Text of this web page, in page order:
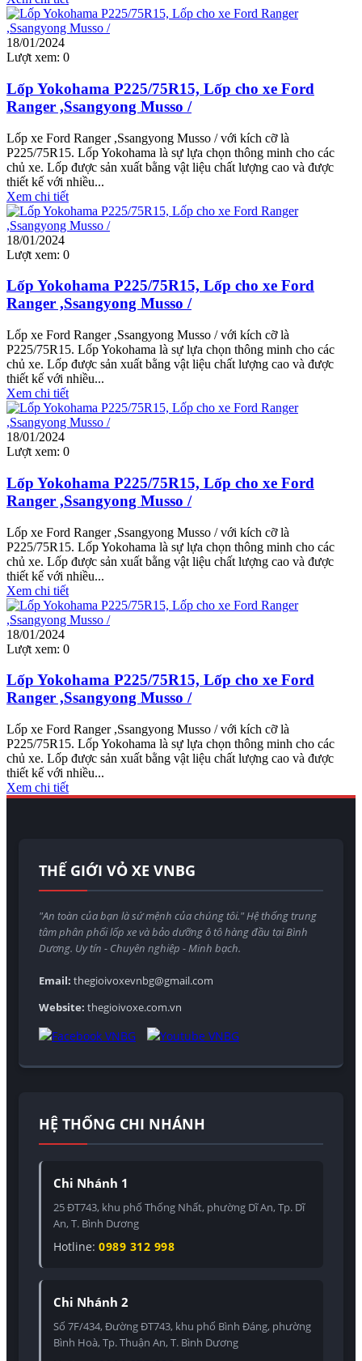
18/01/2024
Lượt xem: 0
Lốp Yokohama P225/75R15, Lốp cho xe Ford
Ranger ,Ssangyong Musso /
Lốp xe Ford Ranger ,Ssangyong Musso / với kích cỡ là
P225/75R15. Lốp Yokohama là sự lựa chọn thông minh cho các
chủ xe. Lốp được sản xuất bằng vật liệu chất lượng cao và được
thiết kế với nhiều...
Xem chi tiết
18/01/2024
Lượt xem: 0
Lốp Yokohama P225/75R15, Lốp cho xe Ford
Ranger ,Ssangyong Musso /
Lốp xe Ford Ranger ,Ssangyong Musso / với kích cỡ là
P225/75R15. Lốp Yokohama là sự lựa chọn thông minh cho các
chủ xe. Lốp được sản xuất bằng vật liệu chất lượng cao và được
thiết kế với nhiều...
Xem chi tiết
18/01/2024
Lượt xem: 0
Lốp Yokohama P225/75R15, Lốp cho xe Ford
Ranger ,Ssangyong Musso /
Lốp xe Ford Ranger ,Ssangyong Musso / với kích cỡ là
P225/75R15. Lốp Yokohama là sự lựa chọn thông minh cho các
chủ xe. Lốp được sản xuất bằng vật liệu chất lượng cao và được
thiết kế với nhiều...
Xem chi tiết
18/01/2024
Lượt xem: 0
Lốp Yokohama P225/75R15, Lốp cho xe Ford
Ranger ,Ssangyong Musso /
Lốp xe Ford Ranger ,Ssangyong Musso / với kích cỡ là
P225/75R15. Lốp Yokohama là sự lựa chọn thông minh cho các
chủ xe. Lốp được sản xuất bằng vật liệu chất lượng cao và được
thiết kế với nhiều...
Xem chi tiết
THẾ GIỚI VỎ XE VNBG
"An toàn của bạn là sứ mệnh của chúng tôi." Hệ thống trung
tâm phân phối lốp xe và bảo dưỡng ô tô hàng đầu tại Bình
Dương. Uy tín - Chuyên nghiệp - Minh bạch.
Email: thegioivoxevnbg@gmail.com
Website: thegioivoxe.com.vn
HỆ THỐNG CHI NHÁNH
Chi Nhánh 1
25 ĐT743, khu phố Thống Nhất, phường Dĩ An, Tp. Dĩ
An, T. Bình Dương
Hotline: 0989 312 998
Chi Nhánh 2
Số 7F/434, Đường ĐT743, khu phố Bình Đáng, phường
Bình Hoà, Tp. Thuận An, T. Bình Dương